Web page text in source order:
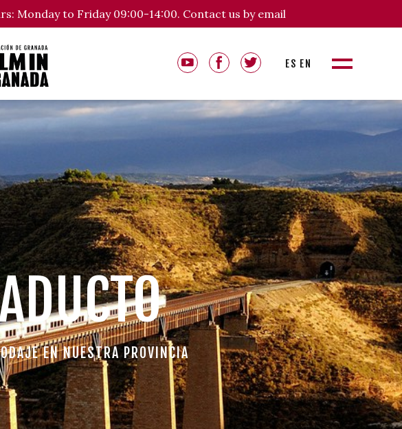
Monday to Friday 09:00-14:00. Contact us by email
ES EN
EN NUESTRA PROVINCIA